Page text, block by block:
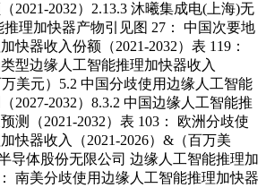
2021-2032）2.13.3 沐曦集成电(上海)无
理加快器产物引见图 27： 中国次要地
快器收入份额（2021-2032）表 119：
型边缘人工智能推理加快器收入
万美元）5.2 中国分歧使用边缘人工智能
2027-2032）8.3.2 中国边缘人工智能推
测（2021-2032）表 103： 欧洲分歧使
快器收入（2021-2026）&（百万美
导体股份无限公司 边缘人工智能推理加
南美分歧使用边缘人工智能推理加快器